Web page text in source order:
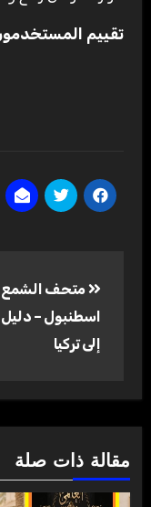
تقييم
المقالات
متحف الشمع
اسطنبول –
إلى تركيا
مقالة ذات صلة